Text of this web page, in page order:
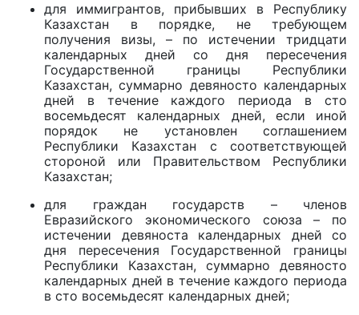
для иммигрантов, прибывших в Республику
Казахстан в порядке, не требующем
получения визы, – по истечении тридцати
календарных дней со дня пересечения
Государственной границы Республики
Казахстан, суммарно девяносто календарных
дней в течение каждого периода в сто
восемьдесят календарных дней, если иной
порядок не установлен соглашением
Республики Казахстан с соответствующей
стороной или Правительством Республики
Казахстан;
для граждан государств – членов
Евразийского экономического союза – по
истечении девяноста календарных дней со
дня пересечения Государственной границы
Республики Казахстан, суммарно девяносто
календарных дней в течение каждого периода
в сто восемьдесят календарных дней;